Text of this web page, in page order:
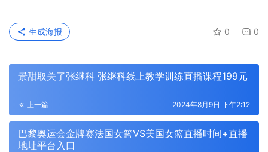
0 0
生成海报
景甜取关了张继科 张继科线上教学训练直播课程199元
上一篇 2024年8月9日 下午2:12
巴黎奥运会金牌赛法国女篮VS美国女篮直播时间+直播
地址平台入口